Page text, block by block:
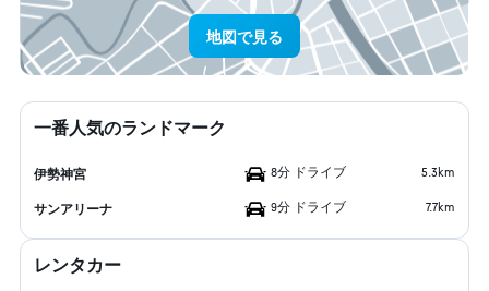
地図で見る
一番人気のランドマーク
伊勢神宮 8分 ドライブ 5.3km
サンアリーナ 9分 ドライブ 7.7km
レンタカー